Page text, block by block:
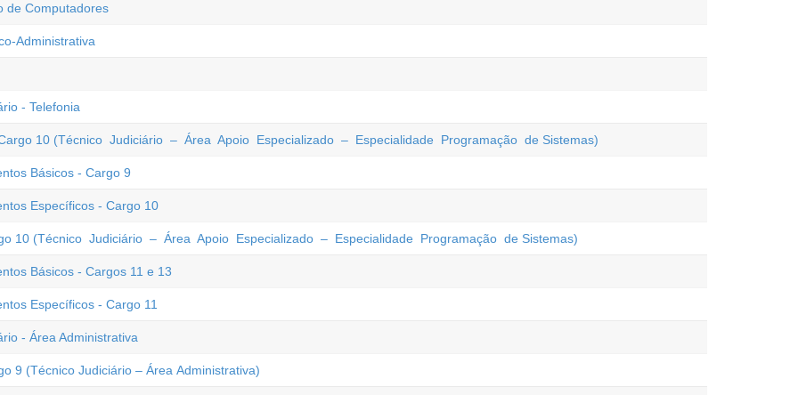
de Computadores
Administrativa
- Telefonia
10 (Técnico Judiciário – Área Apoio Especializado – Especialidade Programação de Sistemas)
Básicos - Cargo 9
Específicos - Cargo 10
10 (Técnico Judiciário – Área Apoio Especializado – Especialidade Programação de Sistemas)
Básicos - Cargos 11 e 13
Específicos - Cargo 11
- Área Administrativa
9 (Técnico Judiciário – Área Administrativa)